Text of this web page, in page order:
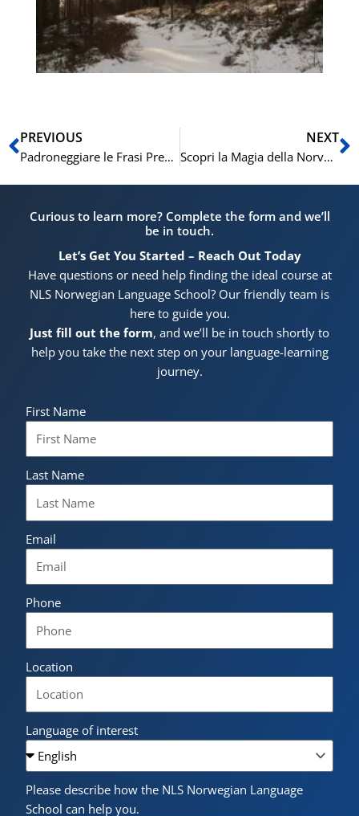
Precedente
PREVIOUS
Padroneggiare le Frasi Preposizionali in Norvegese: Livello B1
NEXT
Scopri la Magia della Norvegia in Inverno: Iscriviti ai nostri Corsi Invernali di Norvegese presso la Scuola di Lingue NLS
Curious to learn more? Complete the form and we’ll
be in touch.
Let’s Get You Started – Reach Out Today
Have questions or need help finding the ideal course at
NLS Norwegian Language School? Our friendly team is
here to guide you.
Just fill out the form, and we’ll be in touch shortly to
help you take the next step on your language-learning
journey.
First Name
Last Name
Email
Phone
Location
Language of interest
Please describe how the NLS Norwegian Language
School can help you.